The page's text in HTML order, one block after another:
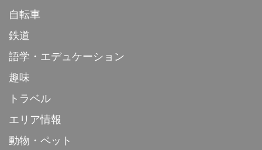
自転車
鉄道
語学・エデュケーション
趣味
トラベル
エリア情報
動物・ペット